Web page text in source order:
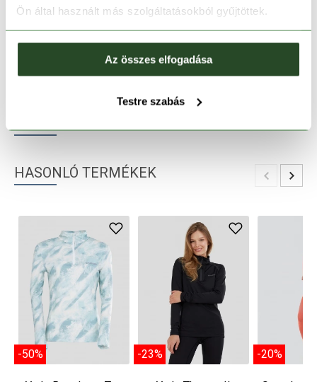
Ön által használt más szolgáltatásokból gyűjtöttek.
Az összes elfogadása
Testre szabás
30 napos visszaküldés
1-2 munkanapos szállítás
HASONLÓ TERMÉKEK
-50% -23% -20%